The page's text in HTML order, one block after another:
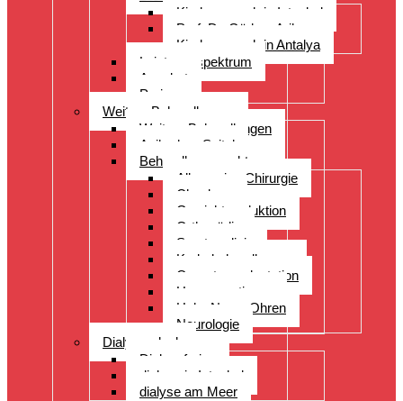
Kinderwunsch in Istanbul
Prof. Dr. Gürkan Arikan
Kinderwunsch in Antalya
Leistungsspektrum
Angebot
Preise
Weitere Behandlungen
Weitere Behandlungen
Acibadem Spital
Behandlungsspektrum
Allgemeine Chirurgie
Check-up
Gewichtsreduktion
Orthopädie
Sportmedizin
Krebsbehandlungen
Organtransplantation
Herzoperationen
Hals, Nase, Ohren
Neurologie
Dialyseurlaub
Dialyseferien
dialyse in Istanbul
dialyse am Meer